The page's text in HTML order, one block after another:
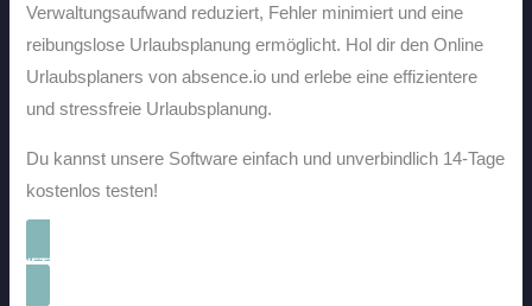
Verwaltungsaufwand reduziert, Fehler minimiert und eine
reibungslose Urlaubsplanung ermöglicht. Hol dir den Online
Urlaubsplaners von absence.io und erlebe eine effizientere
und stressfreie Urlaubsplanung.
Du kannst unsere Software einfach und unverbindlich 14-Tage
kostenlos testen!
JETZT KOSTENLOS TESTEN